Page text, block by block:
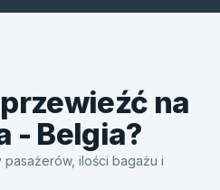
na
- Belgia?
pasażerów, ilości bagażu i